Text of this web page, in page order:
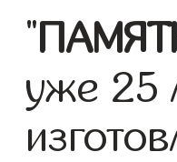
"
уже 25